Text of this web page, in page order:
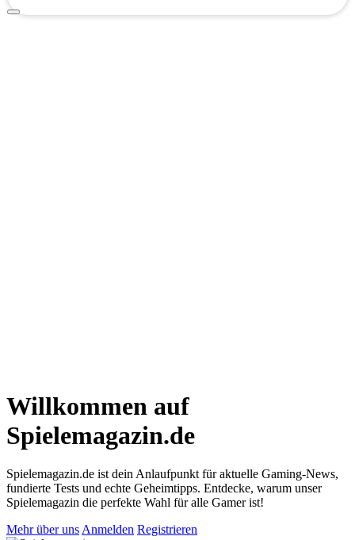
Willkommen auf
Spielemagazin.de
Spielemagazin.de ist dein Anlaufpunkt für aktuelle Gaming-News,
fundierte Tests und echte Geheimtipps. Entdecke, warum unser
Spielemagazin die perfekte Wahl für alle Gamer ist!
Mehr über uns Anmelden Registrieren